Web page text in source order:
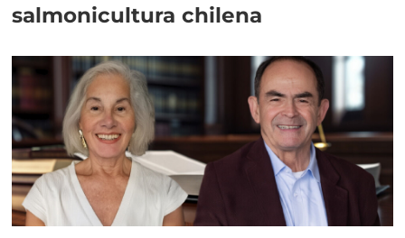
salmonicultura chilena